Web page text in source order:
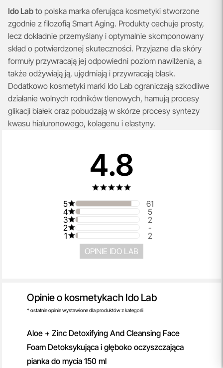
Ido Lab to polska marka oferująca kosmetyki stworzone
zgodnie z filozofią Smart Aging. Produkty cechuje prosty,
lecz dokładnie przemyślany i optymalnie skomponowany
skład o potwierdzonej skuteczności. Przyjazne dla skóry
formuły przywracają jej odpowiedni poziom nawilżenia, a
także odżywiają ją, ujędrniają i przywracają blask.
Dodatkowo kosmetyki marki Ido Lab ograniczają szkodliwe
działanie wolnych rodników tlenowych, hamują procesy
glikacji białek oraz pobudzają w skórze procesy syntezy
kwasu hialuronowego, kolagenu i elastyny.
4.8
5
61
4
5
3
2
2
-
1
2
OPINIE IDO LAB
Opinie o kosmetykach Ido Lab
* ostatnie opinie wystawione dla produktów z kategorii
Aloe + Zinc Detoxifying And Cleansing Face
Foam Detoksykująca i głęboko oczyszczająca
pianka do mycia 150 ml